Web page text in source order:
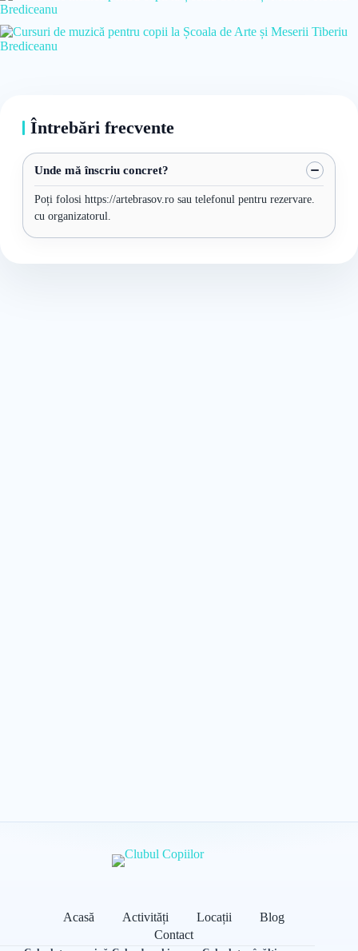
Întrebări frecvente
Unde mă înscriu concret?
Poți folosi https://artebrasov.ro sau telefonul pentru rezervare.
cu organizatorul.
Acasă Activități Locații
Blog
Contact